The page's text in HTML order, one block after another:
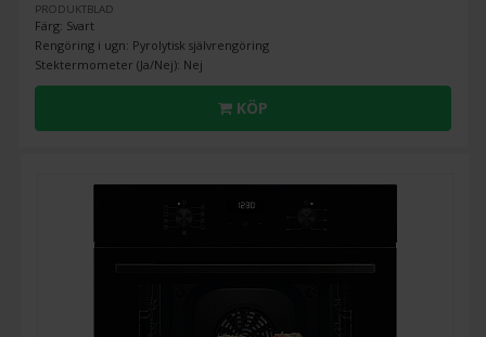
PRODUKTBLAD
Färg: Svart
Rengöring i ugn: Pyrolytisk självrengöring
Stektermometer (Ja/Nej): Nej
KÖP